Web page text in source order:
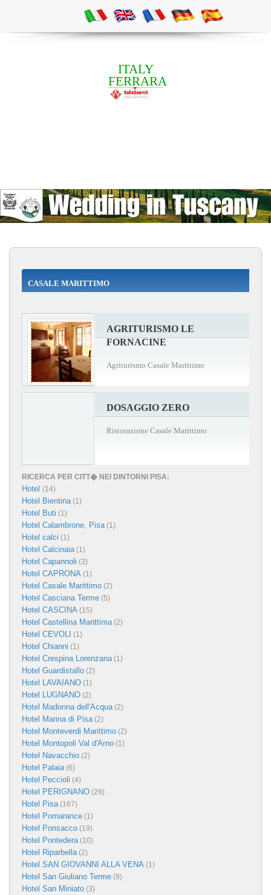
ITALY
FERRARA
CASALE MARITTIMO
AGRITURISMO LE
FORNACINE
Agriturismo Casale Marittimo
DOSAGGIO ZERO
Ristorazione Casale Marittimo
RICERCA PER CITT� NEI DINTORNI PISA:
Hotel (14)
Hotel Bientina(1)
Hotel Buti (1)
Hotel Calambrone, Pisa(1)
Hotel calci (1)
Hotel Calcinaia(1)
Hotel Capannoli (3)
Hotel CAPRONA (1)
Hotel Casale Marittimo (2)
Hotel Casciana Terme (5)
Hotel CASCINA (15)
Hotel Castellina Marittima(2)
Hotel CEVOLI (1)
Hotel Chianni (1)
Hotel Crespina Lorenzana(1)
Hotel Guardistallo (2)
Hotel LAVAIANO (1)
Hotel LUGNANO (2)
Hotel Madonna dell'Acqua(2)
Hotel Marina di Pisa(2)
Hotel Monteverdi Marittimo (2)
Hotel Montopoli Val d'Arno (1)
Hotel Navacchio (2)
Hotel Palaia(6)
Hotel Peccioli (4)
Hotel PERIGNANO (29)
Hotel Pisa(167)
Hotel Pomarance (1)
Hotel Ponsacco (19)
Hotel Pontedera(10)
Hotel Riparbella(2)
Hotel SAN GIOVANNI ALLA VENA (1)
Hotel San Giuliano Terme (8)
Hotel San Miniato (3)